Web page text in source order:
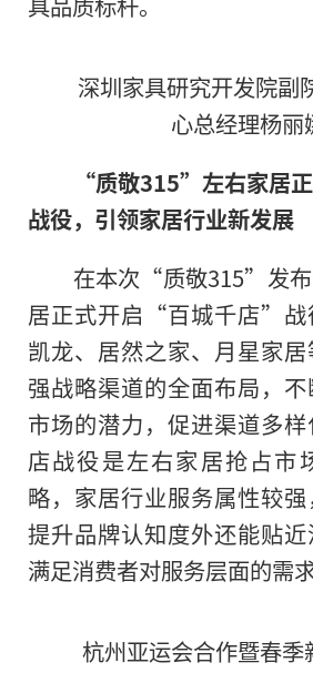
深圳家具研究开发院副
心总经理杨丽
“质敬315”左右家居
战役， 引领家居行业新发展
在本次“质敬315”发
居正式开启“百城千店”战
凯龙、居然之家、月星家
强战略渠道的全面布局，
市场的潜力，促进渠道多
店战役是左右家居抢占市
略，家居行业服务属性较
提升品牌认知度外还能贴近
满足消费者对服务层面的需求
杭州亚运会合作暨春